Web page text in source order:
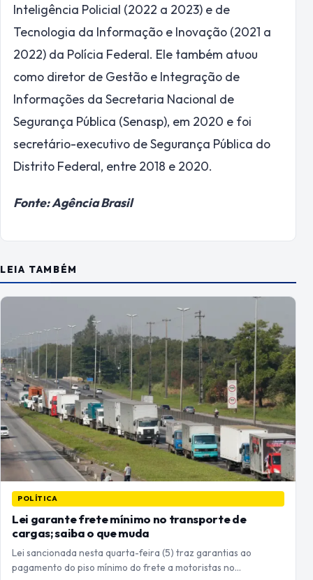
Inteligência Policial (2022 a 2023) e de
Tecnologia da Informação e Inovação (2021 a
2022) da Polícia Federal. Ele também atuou
como diretor de Gestão e Integração de
Informações da Secretaria Nacional de
Segurança Pública (Senasp), em 2020 e foi
secretário-executivo de Segurança Pública do
Distrito Federal, entre 2018 e 2020.
Fonte: Agência Brasil
LEIA TAMBÉM
POLÍTICA
Lei garante frete mínimo no transporte de
cargas; saiba o que muda
Lei sancionada nesta quarta-feira (5) traz garantias ao
pagamento do piso mínimo do frete a motoristas no…